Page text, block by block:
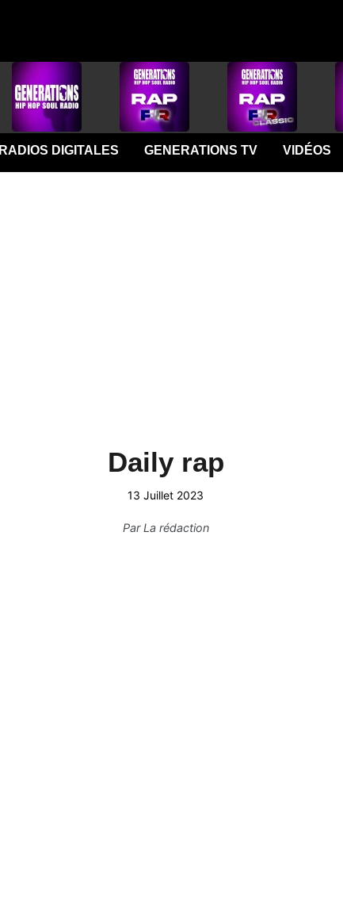
RADIOS DIGITALES GENERATIONS TV VIDÉOS
Daily rap
13 Juillet 2023
ParLa rédaction